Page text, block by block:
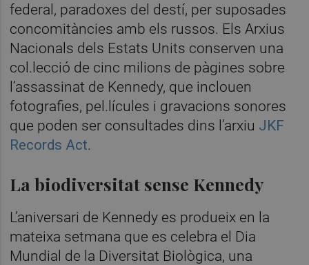
federal, paradoxes del destí, per suposades
concomitàncies amb els russos. Els Arxius
Nacionals dels Estats Units conserven una
col.lecció de cinc milions de pàgines sobre
l’assassinat de Kennedy, que inclouen
fotografies, pel.lícules i gravacions sonores
que poden ser consultades dins l’arxiu JKF
Records Act.
La biodiversitat sense Kennedy
L’aniversari de Kennedy es produeix en la
mateixa setmana que es celebra el Dia
Mundial de la Diversitat Biològica, una